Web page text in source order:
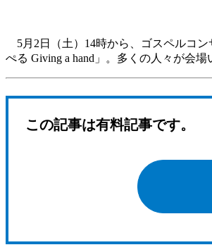
5月2日（土）14時から、ゴスペルコ
ぺる Giving a hand」。多くの人々が会場
この記事は有料記事です。